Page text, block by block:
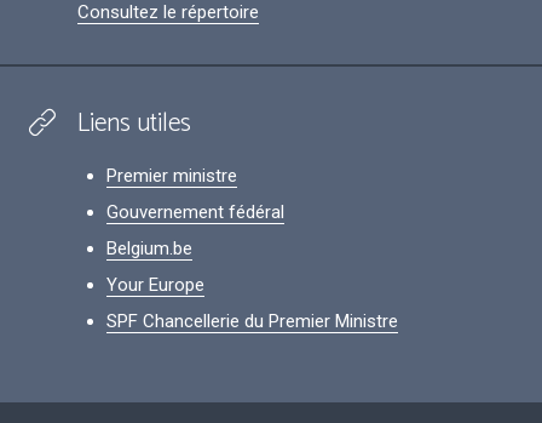
Consultez le répertoire
Liens utiles
Premier ministre
Gouvernement fédéral
Belgium.be
Your Europe
SPF Chancellerie du Premier Ministre